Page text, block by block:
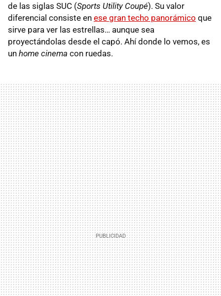
de las siglas SUC (Sports Utility Coupé). Su valor
diferencial consiste en ese gran techo panorámico que
sirve para ver las estrellas… aunque sea
proyectándolas desde el capó. Ahí donde lo vemos, es
un home cinema con ruedas.